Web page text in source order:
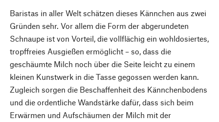
Baristas in aller Welt schätzen dieses Kännchen aus zwei
Gründen sehr. Vor allem die Form der abgerundeten
Schnaupe ist von Vorteil, die vollflächig ein wohldosiertes,
tropffreies Ausgießen ermöglicht – so, dass die
geschäumte Milch noch über die Seite leicht zu einem
kleinen Kunstwerk in die Tasse gegossen werden kann.
Zugleich sorgen die Beschaffenheit des Kännchenbodens
und die ordentliche Wandstärke dafür, dass sich beim
Erwärmen und Aufschäumen der Milch mit der